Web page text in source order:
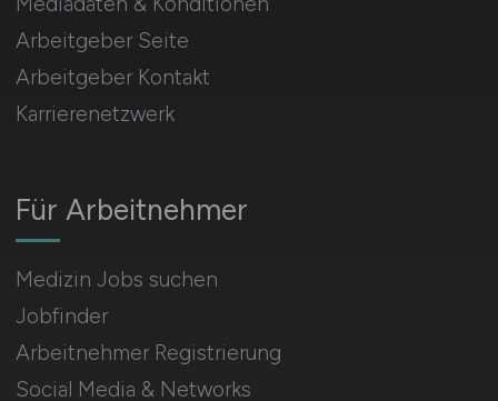
Für Arbeitnehmer
Medizin Jobs suchen
Jobfinder
Arbeitnehmer Registrierung
Social Media & Networks
Arbeitgeber Seite
Arbeitgeber Kontakt
Karrierenetzwerk